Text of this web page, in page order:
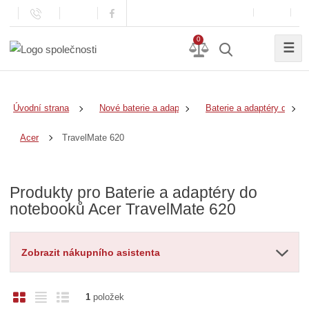
0
☰
Úvodní strana Nové baterie a adaptéry Baterie a adaptéry do
Acer TravelMate 620
Produkty pro Baterie a adaptéry do
notebooků Acer TravelMate 620
Zobrazit nákupního asistenta
O
Ř
1položek